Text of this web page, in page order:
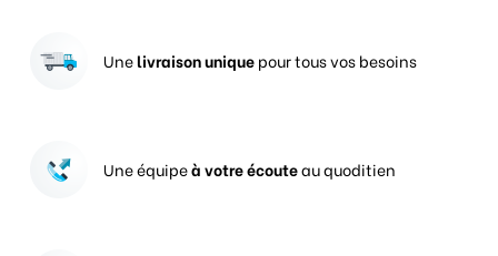
Unelivraison uniquepour tous vos besoins
Une équipeà votre écouteau quoditien